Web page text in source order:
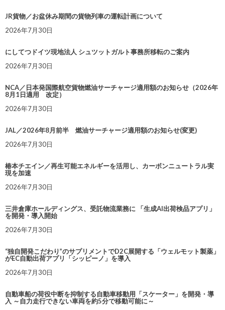
JR貨物／お盆休み期間の貨物列車の運転計画について
2026年7月30日
にしてつドイツ現地法人 シュツットガルト事務所移転のご案内
2026年7月30日
NCA／日本発国際航空貨物燃油サーチャージ適用額のお知らせ（2026年
8月1日適用 改定）
2026年7月30日
JAL／2026年8月前半 燃油サーチャージ適用額のお知らせ(変更)
2026年7月30日
椿本チエイン／再生可能エネルギーを活用し、カーボンニュートラル実
現を加速
2026年7月30日
三井倉庫ホールディングス、受託物流業務に 「生成AI出荷検品アプリ」
を開発・導入開始
2026年7月30日
“独自開発こだわり”のサプリメントでD2C展開する「ウェルモット製薬」
がEC自動出荷アプリ「シッピーノ」を導入
2026年7月30日
自動車船の荷役中断を抑制する自動車移動用「スケーター」を開発・導
入 ～自力走行できない車両を約5分で移動可能に～